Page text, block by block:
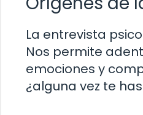
La entrevista
Nos permite
emociones y
¿alguna vez te